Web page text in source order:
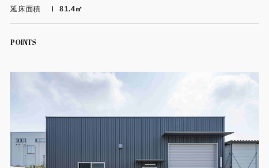
中古品
ユニットハウス
システム建築
ナガワひまわり財団
延床面積 81.4㎡
POINTS